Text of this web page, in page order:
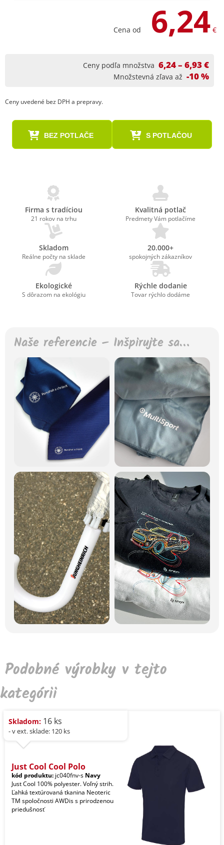
Cena od 6,24 €
Ceny podľa množstva 6,24 – 6,93 €
Množstevná zľava až -10 %
Ceny uvedené bez DPH a prepravy.
BEZ POTLAČE S POTLAČOU
Firma s tradíciou
21 rokov na trhu
Kvalitná potlač
Predmety Vám potlačíme
Skladom
Reálne počty na sklade
20.000+
spokojných zákazníkov
Ekologické
S dôrazom na ekológiu
Rýchle dodanie
Tovar rýchlo dodáme
Naše referencie – Inšpirujte sa…
Podobné výrobky v tejto
kategórii
Skladom: 16 ks
- v ext. sklade: 120 ks
Just Cool Cool Polo
kód produktu: jc040fnv-s Navy
Just Cool 100% polyester. Voľný strih.
Ľahká textúrovaná tkanina Neoteric
TM spoločnosti AWDis s prirodzenou
priedušnosť